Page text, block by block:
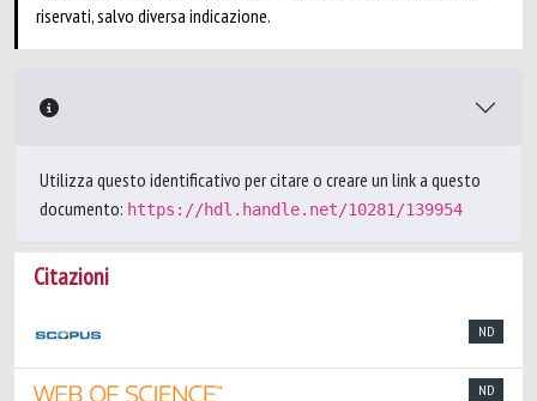
riservati, salvo diversa indicazione.
Utilizza questo identificativo per citare o creare un link a questo
documento: https://hdl.handle.net/10281/139954
Citazioni
ND
ND